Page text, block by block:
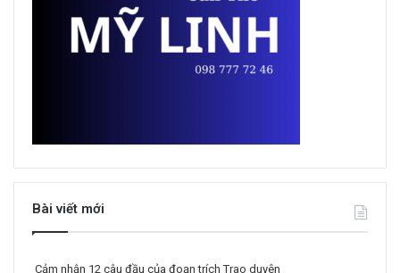
Bài viết mới
Cảm nhận 12 câu đầu của đoạn trích Trao duyên